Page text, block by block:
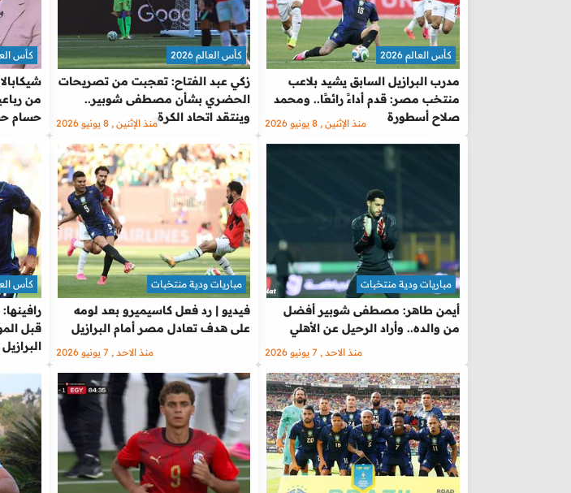
مدرب البرازيل السابق يشيد بلاعب
منتخب مصر: قدم أداءً رائعًا.. ومحمد
صلاح أسطورة
كأس العالم 2026
منذ الإثنين , 8 يونيو 2026
زكي عبد الفتاح: تعجبت من تصريحات
الحضري بشأن مصطفى شوبير..
وينتقد اتحاد الكرة
كأس العالم 2026
منذ الإثنين , 8 يونيو 2026
من
حسام
كأس
أيمن طاهر: مصطفى شوبير أفضل
من والده.. وأراد الرحيل عن الأهلي
مباريات ودية منتخبات
منذ الاحد , 7 يونيو 2026
فيديو | رد فعل كاسيميرو بعد لومه
على هدف تعادل مصر أمام البرازيل
مباريات ودية منتخبات
منذ الاحد , 7 يونيو 2026
قبل
البرازيل
كأس